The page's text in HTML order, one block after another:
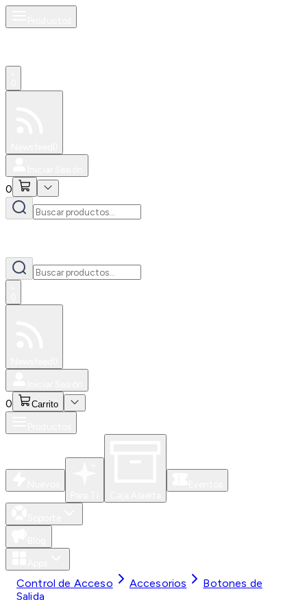
0
0 Carrito
Control de Acceso Accesorios
Botones de
Salida